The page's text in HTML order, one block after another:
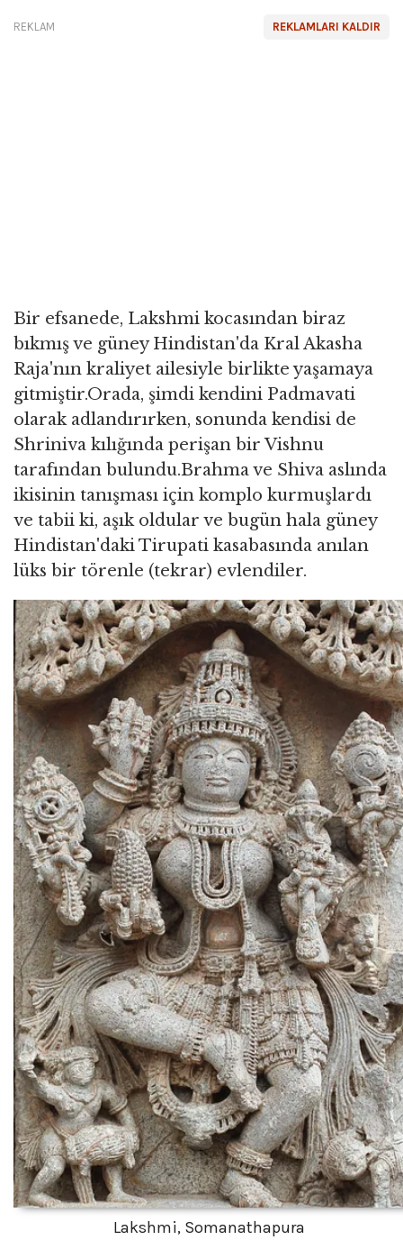
REKLAMLARI KALDIR
REKLAM
Bir efsanede, Lakshmi kocasından biraz
bıkmış ve güney Hindistan'da Kral Akasha
Raja'nın kraliyet ailesiyle birlikte yaşamaya
gitmiştir.Orada, şimdi kendini Padmavati
olarak adlandırırken, sonunda kendisi de
Shriniva kılığında perişan bir Vishnu
tarafından bulundu.Brahma ve Shiva aslında
ikisinin tanışması için komplo kurmuşlardı
ve tabii ki, aşık oldular ve bugün hala güney
Hindistan'daki Tirupati kasabasında anılan
lüks bir törenle (tekrar) evlendiler.
Lakshmi, Somanathapura